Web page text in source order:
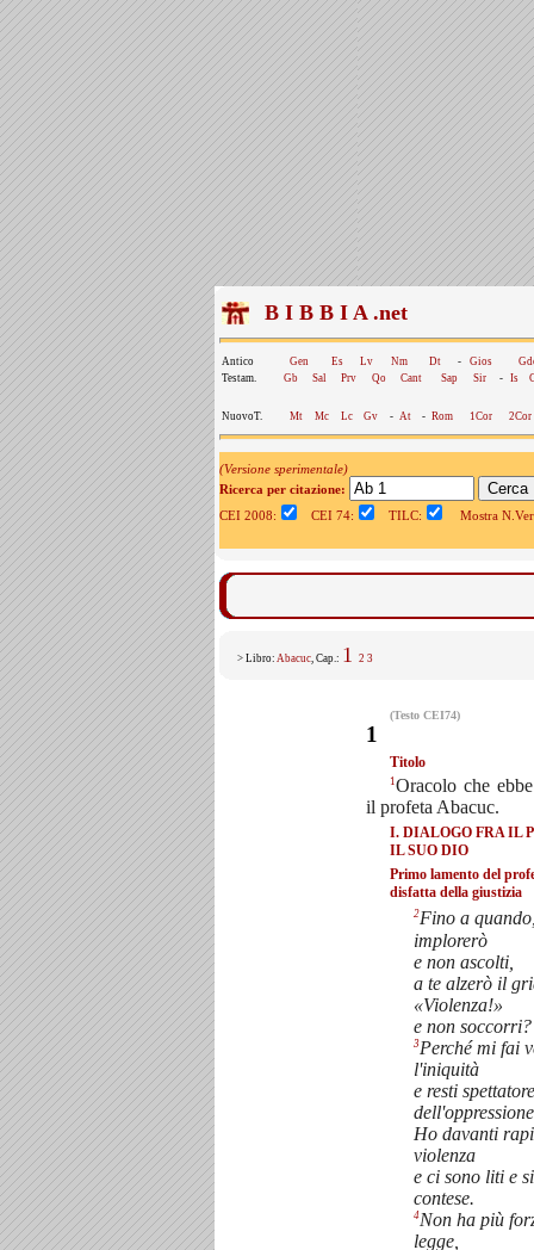
B I B B I A .net
Antico Gen Es Lv Nm Dt - Gios
Testam.
Gb Sal Prv Qo Cant Sap Sir - Is
NuovoT. Mt Mc Lc Gv - At - Rom 1Cor 2Cor
(Versione sperimentale)
Ricerca per citazione:
CEI 2008:
CEI 74: TILC: Mostra
> Libro: Abacuc, Cap.: 1 2 3
(Testo CEI74)
1
Titolo
1Oracolo che
il profeta Abacuc.
I. DIALOGO FRA IL
IL SUO DIO
Primo lamento del
disfatta della giustizia
2Fino a
implorerò
e non ascolti,
a te alzerò il
«Violenza!»
e non soccorri?
3Perché mi fai
l'iniquità
e resti spettatore
Ho davanti
violenza
e ci sono liti e
contese.
4Non ha più
legge,